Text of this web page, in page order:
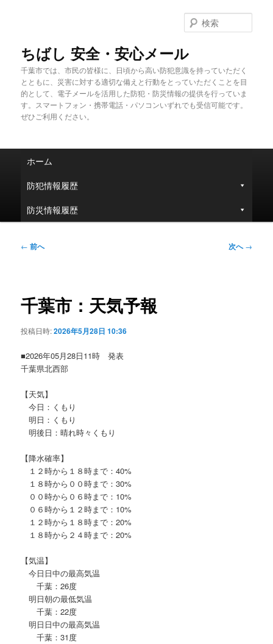
ちばし 安全・安心メール
千葉市では、市民の皆様に、日頃から高い防犯意識を持っていただく
とともに、災害に対する適切な備えと行動をとっていただくことを目
的として、電子メールを活用した防犯・防災情報の提供を行っていま
す。スマートフォン・携帯電話・パソコンいずれでも受信可能です。
ぜひご利用ください。
索
ュ
ホーム
防犯情報履歴
防災情報履歴
投
ゲ
ー
ョ
← 前へ 次へ→
千葉市：天気予報
投稿日時:2026年5月28日 10:36
■2026年05月28日11時 発表
千葉県北西部
【天気】
今日：くもり
明日：くもり
明後日：晴れ時々くもり
【降水確率】
１２時から１８時まで：40%
１８時から００時まで：30%
００時から０６時まで：10%
０６時から１２時まで：10%
１２時から１８時まで：20%
１８時から２４時まで：20%
【気温】
今日日中の最高気温
千葉：26度
明日朝の最低気温
千葉：22度
明日日中の最高気温
千葉：31度